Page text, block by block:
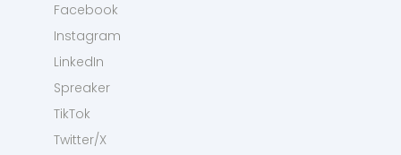
Facebook
Instagram
LinkedIn
Spreaker
TikTok
Twitter/X